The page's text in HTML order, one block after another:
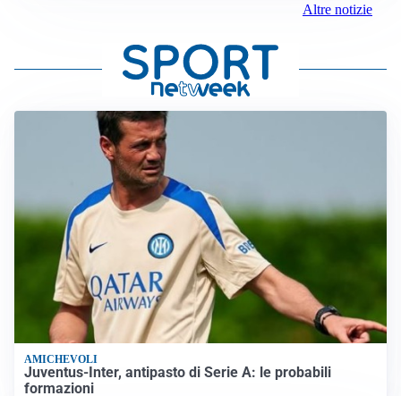
Altre notizie
AMICHEVOLI
Juventus-Inter, antipasto di Serie A: le probabili
formazioni